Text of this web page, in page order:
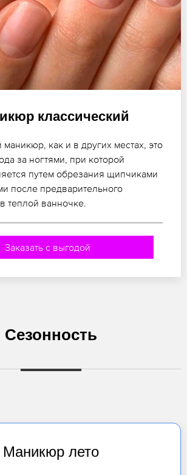
классический
маникюр, как и в других местах, это
за ногтями, при которой
путем обрезания щипчиками
после предварительного
теплой ванночке.
Заказать с выгодой
Сезонность
Маникюр лето